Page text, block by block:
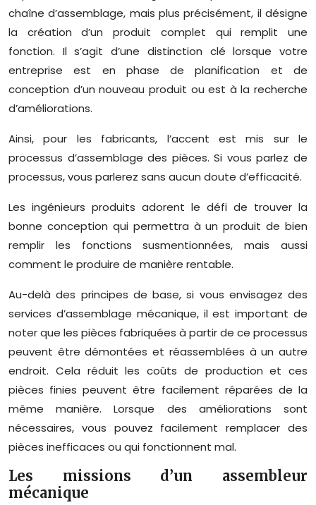
chaîne d’assemblage, mais plus précisément, il désigne
la création d’un produit complet qui remplit une
fonction. Il s’agit d’une distinction clé lorsque votre
entreprise est en phase de planification et de
conception d’un nouveau produit ou est à la recherche
d’améliorations.
Ainsi, pour les fabricants, l’accent est mis sur le
processus d’assemblage des pièces. Si vous parlez de
processus, vous parlerez sans aucun doute d’efficacité.
Les ingénieurs produits adorent le défi de trouver la
bonne conception qui permettra à un produit de bien
remplir les fonctions susmentionnées, mais aussi
comment le produire de manière rentable.
Au-delà des principes de base, si vous envisagez des
services d’assemblage mécanique, il est important de
noter que les pièces fabriquées à partir de ce processus
peuvent être démontées et réassemblées à un autre
endroit. Cela réduit les coûts de production et ces
pièces finies peuvent être facilement réparées de la
même manière. Lorsque des améliorations sont
nécessaires, vous pouvez facilement remplacer des
pièces inefficaces ou qui fonctionnent mal.
Les missions d’un assembleur
mécanique